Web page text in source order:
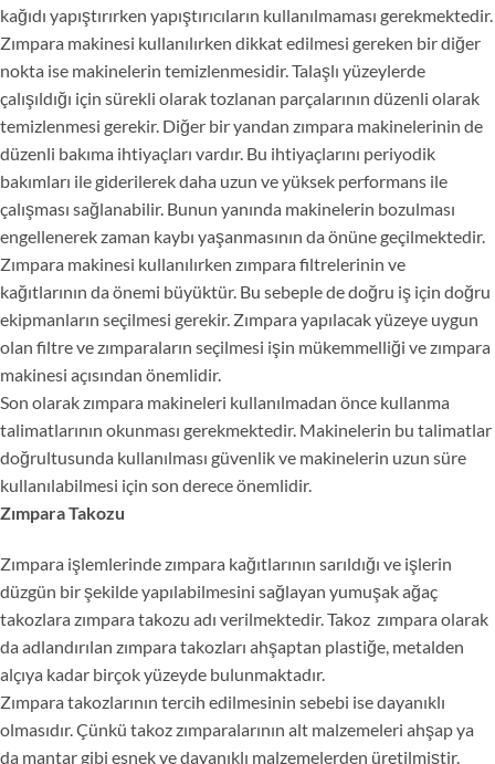
kağıdı yapıştırırken yapıştırıcıların kullanılmaması gerekmektedir.
Zımpara makinesi kullanılırken dikkat edilmesi gereken bir diğer
nokta ise makinelerin temizlenmesidir. Talaşlı yüzeylerde
çalışıldığı için sürekli olarak tozlanan parçalarının düzenli olarak
temizlenmesi gerekir. Diğer bir yandan zımpara makinelerinin de
düzenli bakıma ihtiyaçları vardır. Bu ihtiyaçlarını periyodik
bakımları ile giderilerek daha uzun ve yüksek performans ile
çalışması sağlanabilir. Bunun yanında makinelerin bozulması
engellenerek zaman kaybı yaşanmasının da önüne geçilmektedir.
Zımpara makinesi kullanılırken zımpara filtrelerinin ve
kağıtlarının da önemi büyüktür. Bu sebeple de doğru iş için doğru
ekipmanların seçilmesi gerekir. Zımpara yapılacak yüzeye uygun
olan filtre ve zımparaların seçilmesi işin mükemmelliği ve zımpara
makinesi açısından önemlidir.
Son olarak zımpara makineleri kullanılmadan önce kullanma
talimatlarının okunması gerekmektedir. Makinelerin bu talimatlar
doğrultusunda kullanılması güvenlik ve makinelerin uzun süre
kullanılabilmesi için son derece önemlidir.
Zımpara Takozu
Zımpara işlemlerinde zımpara kağıtlarının sarıldığı ve işlerin
düzgün bir şekilde yapılabilmesini sağlayan yumuşak ağaç
takozlara zımpara takozu adı verilmektedir. Takoz zımpara olarak
da adlandırılan zımpara takozları ahşaptan plastiğe, metalden
alçıya kadar birçok yüzeyde bulunmaktadır.
Zımpara takozlarının tercih edilmesinin sebebi ise dayanıklı
olmasıdır. Çünkü takoz zımparalarının alt malzemeleri ahşap ya
da mantar gibi esnek ve dayanıklı malzemelerden üretilmiştir.